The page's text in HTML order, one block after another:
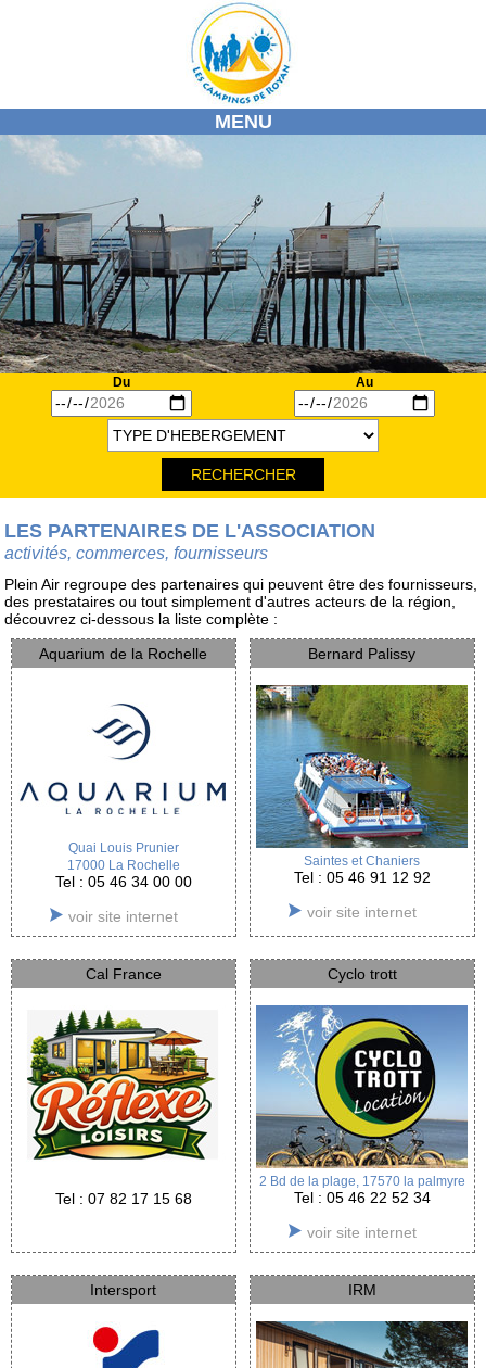
MENU
ACCUEIL
NOTRE REGION
ACTIVITE / DECOUVERTES
MARCHE
AGENDAS
INFOS
Du Au
LES PARTENAIRES DE L'ASSOCIATION
activités, commerces, fournisseurs
Plein Air regroupe des partenaires qui peuvent être des fournisseurs,
des prestataires ou tout simplement d'autres acteurs de la région,
découvrez ci-dessous la liste complète :
Aquarium de la Rochelle
Quai Louis Prunier
17000 La Rochelle
Tel : 05 46 34 00 00
voir site internet
Bernard Palissy
Saintes et Chaniers
Tel : 05 46 91 12 92
voir site internet
Cal France
Tel : 07 82 17 15 68
Cyclo trott
2 Bd de la plage, 17570 la palmyre
Tel : 05 46 22 52 34
voir site internet
Intersport IRM